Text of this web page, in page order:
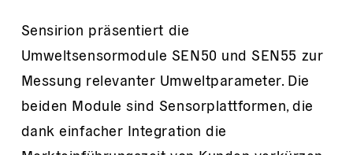
Sensirion präsentiert die
Umweltsensormodule SEN50 und SEN55 zur
Messung relevanter Umweltparameter. Die
beiden Module sind Sensorplattformen, die
dank einfacher Integration die